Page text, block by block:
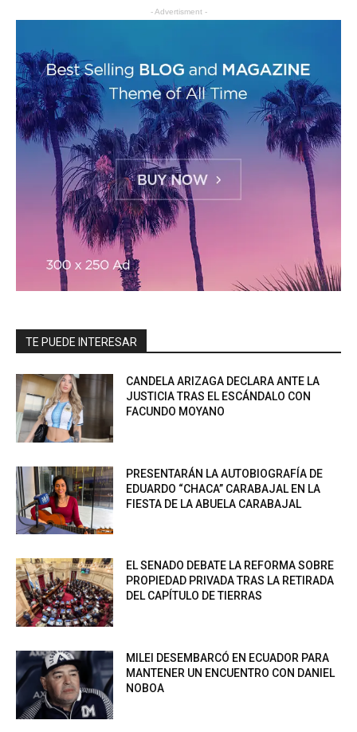
- Advertisment -
TE PUEDE INTERESAR
CANDELA ARIZAGA DECLARA ANTE LA
JUSTICIA TRAS EL ESCÁNDALO CON
FACUNDO MOYANO
PRESENTARÁN LA AUTOBIOGRAFÍA DE
EDUARDO “CHACA” CARABAJAL EN LA
FIESTA DE LA ABUELA CARABAJAL
EL SENADO DEBATE LA REFORMA SOBRE
PROPIEDAD PRIVADA TRAS LA RETIRADA
DEL CAPÍTULO DE TIERRAS
MILEI DESEMBARCÓ EN ECUADOR PARA
MANTENER UN ENCUENTRO CON DANIEL
NOBOA